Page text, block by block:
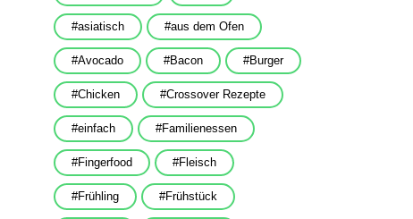
asiatisch aus dem Ofen
Avocado Bacon Burger
Chicken Crossover Rezepte
einfach Familienessen
Fingerfood Fleisch
Frühling Frühstück